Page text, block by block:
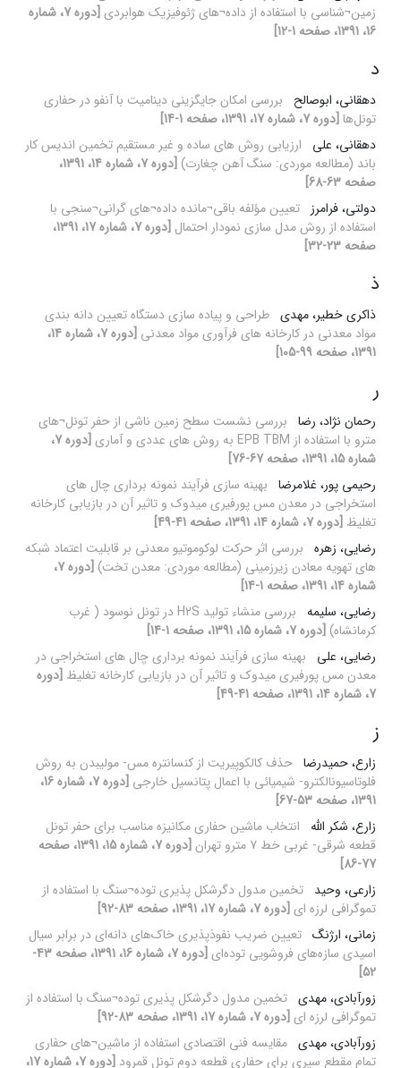
زمین¬شناسی با استفاده از داده¬های ژئوفیزیک هوابردی
[دوره 7، شماره
16، 1391، صفحه 1-12]
د
دهقانی، ابوصالح
بررسی امکان جایگزینی دینامیت با آنفو در حفاری
تونل‌ها [دوره 7، شماره 17، 1391، صفحه 1-14]
دهقانی، علی
ارزیابی روش های ساده و غیر مستقیم تخمین اندیس کار
باند (مطالعه موردی: سنگ آهن چغارت)
[دوره 7، شماره 14، 1391،
صفحه 63-68]
دولتی، فرامرز تعیین مؤلفه باقی¬مانده داده¬های گرانی¬سنجی با
استفاده از روش مدل سازی نمودار احتمال
[دوره 7، شماره 17، 1391،
صفحه 23-32]
ذ
ذاکری خطیر، مهدی طراحی و پیاده سازی دستگاه تعیین دانه بندی
مواد معدنی در کارخانه های فرآوری مواد معدنی
[دوره 7، شماره 14،
1391، صفحه 99-105]
ر
رحمان نژاد، رضا بررسی نشست سطح زمین ناشی از حفر تونل¬های
مترو با استفاده از EPB TBM به روش های عددی و آماری
[دوره 7،
شماره 15، 1391، صفحه 67-76]
رحیمی پور، غلامرضا بهینه سازی فرآیند نمونه برداری چال های
استخراجی در معدن مس پورفیری میدوک و تاثیر آن در بازیابی کارخانه
تغلیظ [دوره 7، شماره 14، 1391، صفحه 41-49]
رضایی، زهره بررسی اثر حرکت لوکوموتیو معدنی بر قابلیت اعتماد شبکه
های تهویه معادن زیرزمینی (مطالعه موردی: معدن تخت)
[دوره 7،
شماره 14، 1391، صفحه 1-14]
رضایی، سلیمه
بررسی منشاء تولید H2S در تونل نوسود ( غرب
کرمانشاه) [دوره 7، شماره 15، 1391، صفحه 1-14]
رضایی، علی
بهینه سازی فرآیند نمونه برداری چال های استخراجی در
معدن مس پورفیری میدوک و تاثیر آن در بازیابی کارخانه تغلیظ [دوره
7، شماره 14، 1391، صفحه 41-49]
ز
زارع، حمیدرضا حذف کالکوپیریت از کنسانتره مس- مولیبدن به روش
فلوتاسیونالکترو- شیمیائی با اعمال پتانسیل خارجی
[دوره 7، شماره 16،
1391، صفحه 53-67]
زارع، شکر الله
انتخاب ماشین حفاری مکانیزه مناسب برای حفر تونل
قطعه شرقی- غربی خط 7 مترو تهران
[دوره 7، شماره 15، 1391، صفحه
77-86]
زارعی، وحید تخمین مدول دگرشکل پذیری توده¬سنگ با استفاده از
تموگرافی لرزه ای [دوره 7، شماره 17، 1391، صفحه 83-92]
زمانی، ارژنگ تعیین ضریب نفوذپذیری خاک‌های دانه‌ای در برابر سیال
اسیدی سازه‌های فروشویی توده‌ای
[دوره 7، شماره 16، 1391، صفحه 43-
52]
زورآبادی، مهدی تخمین مدول دگرشکل پذیری توده¬سنگ با استفاده از
تموگرافی لرزه ای [دوره 7، شماره 17، 1391، صفحه 83-92]
زورآبادی، مهدی مقایسه فنی اقتصادی استفاده از ماشین¬های حفاری
تمام مقطع سپری برای حفاری قطعه دوم تونل قمرود
[دوره 7، شماره 17،